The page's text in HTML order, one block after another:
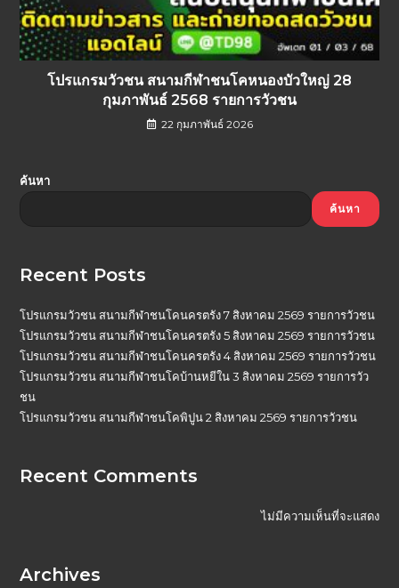
โปรแกรมวัวชน สนามกีฬาชนโคหนองบัวใหญ่ 28
กุมภาพันธ์ 2568 รายการวัวชน
22 กุมภาพันธ์ 2026
ค้นหา
ค้นหา
Recent Posts
โปรแกรมวัวชน สนามกีฬาชนโคนครตรัง 7 สิงหาคม 2569 รายการวัวชน
โปรแกรมวัวชน สนามกีฬาชนโคนครตรัง 5 สิงหาคม 2569 รายการวัวชน
โปรแกรมวัวชน สนามกีฬาชนโคนครตรัง 4 สิงหาคม 2569 รายการวัวชน
โปรแกรมวัวชน สนามกีฬาชนโคบ้านหยีใน 3 สิงหาคม 2569 รายการวัว
ชน
โปรแกรมวัวชน สนามกีฬาชนโคพิปูน 2 สิงหาคม 2569 รายการวัวชน
Recent Comments
ไม่มีความเห็นที่จะแสดง
Archives